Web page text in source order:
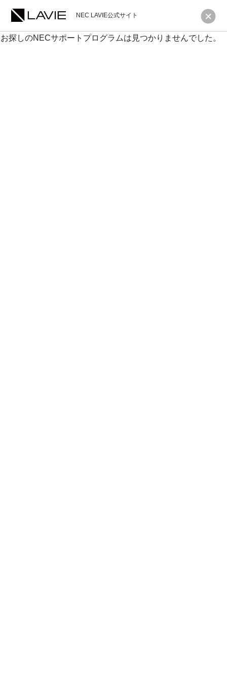
NEC LAVIE公式サイト
お探しのNECサポートプログラムは見つかりませんでした。